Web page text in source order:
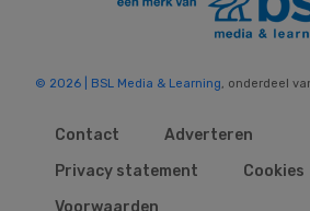
© 2026 | BSL Media & Learning, onderdeel
Contact
Adverteren
Privacy statement
Cookies
Voorwaarden